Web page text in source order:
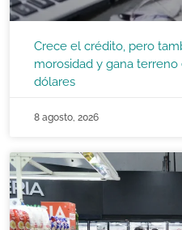
Crece el crédito, pero
morosidad y gana
dólares
8 agosto, 2026